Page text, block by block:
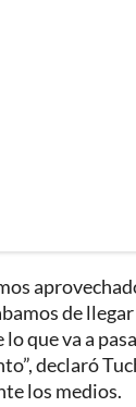
de
que va a
declaró
los medios.